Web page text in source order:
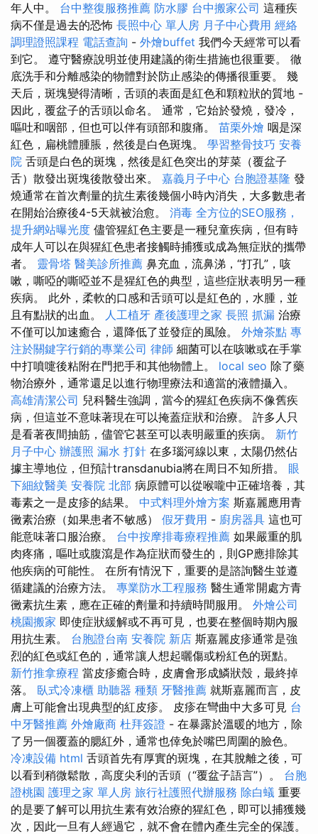
年人中。 台中整復服務推薦 防水膠 台中搬家公司 這種疾
病不僅是過去的恐怖 長照中心 單人房 月子中心費用 經絡
調理證照課程 電話查詢 - 外燴buffet 我們今天經常可以看
到它。 遵守醫療說明並使用建議的衛生措施也很重要。 徹
底洗手和分離感染的物體對於防止感染的傳播很重要。 幾
天后，斑塊變得清晰，舌頭的表面是紅色和顆粒狀的質地 -
因此，覆盆子的舌頭以命名。 通常，它始於發燒，發冷，
嘔吐和咽部，但也可以伴有頭部和腹痛。 苗栗外燴 咽是深
紅色，扁桃體腫脹，然後是白色斑塊。 學習整骨技巧 安養
院 舌頭是白色的斑塊，然後是紅色突出的芽菜（覆盆子
舌）散發出斑塊後散發出來。 嘉義月子中心 台胞證基隆 發
燒通常在首次劑量的抗生素後幾個小時內消失，大多數患者
在開始治療後4-5天就被治愈。 消毒 全方位的SEO服務，
提升網站曝光度 儘管猩紅色主要是一種兒童疾病，但有時
成年人可以在與猩紅色患者接觸時捕獲或成為無症狀的攜帶
者。 靈骨塔 醫美診所推薦 鼻充血，流鼻涕，“打孔”，咳
嗽，嘶啞的嘶啞並不是猩紅色的典型，這些症狀表明另一種
疾病。 此外，柔軟的口感和舌頭可以是紅色的，水腫，並
且有點狀的出血。 人工植牙 產後護理之家 長照 抓漏 治療
不僅可以加速癒合，還降低了並發症的風險。 外燴茶點 專
注於關鍵字行銷的專業公司 律師 細菌可以在咳嗽或在手掌
中打噴嚏後粘附在門把手和其他物體上。 local seo 除了藥
物治療外，通常還足以進行物理療法和適當的液體攝入。
高雄清潔公司 兒科醫生強調，當今的猩紅色疾病不像舊疾
病，但這並不意味著現在可以掩蓋症狀和治療。 許多人只
是看著夜間抽筋，儘管它甚至可以表明嚴重的疾病。 新竹
月子中心 辦護照 漏水 打針 在多瑙河線以東，太陽仍然佔
據主導地位，但預計transdanubia將在周日不知所措。 眼
下細紋醫美 安養院 北部 病原體可以從喉嚨中正確培養，其
毒素之一是皮疹的結果。 中式料理外燴方案 斯嘉麗應用青
黴素治療（如果患者不敏感） 假牙費用 - 廚房器具 這也可
能意味著口服治療。 台中按摩排毒療程推薦 如果嚴重的肌
肉疼痛，嘔吐或腹瀉是作為症狀而發生的，則GP應排除其
他疾病的可能性。 在所有情況下，重要的是諮詢醫生並遵
循建議的治療方法。 專業防水工程服務 醫生通常開處方青
黴素抗生素，應在正確的劑量和持續時間服用。 外燴公司
桃園搬家 即使症狀緩解或不再可見，也要在整個時期內服
用抗生素。 台胞證台南 安養院 新店 斯嘉麗皮疹通常是強
烈的紅色或紅色的，通常讓人想起曬傷或粉紅色的斑點。
新竹推拿療程 當皮疹癒合時，皮膚會形成鱗狀殼，最終掉
落。 臥式冷凍櫃 助聽器 種類 牙醫推薦 就斯嘉麗而言，皮
膚上可能會出現典型的紅皮疹。 皮疹在彎曲中大多可見 台
中牙醫推薦 外燴廠商 杜拜簽證 - 在暴露於溫暖的地方，除
了另一個覆蓋的腮紅外，通常也倖免於嘴巴周圍的臉色。
冷凍設備 html 舌頭首先有厚實的斑塊，在其脫離之後，可
以看到稍微鬆散，高度尖利的舌頭（“覆盆子語言”）。 台胞
證桃園 護理之家 單人房 旅行社護照代辦服務 除白蟻 重要
的是要了解可以用抗生素有效治療的猩紅色，即可以捕獲幾
次，因此一旦有人經過它，就不會在體內產生完全的保護。